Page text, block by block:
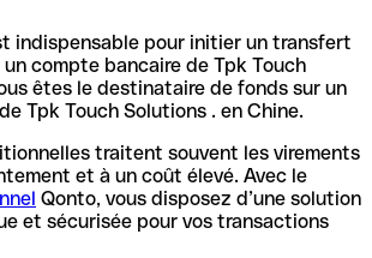
indispensable pour initier un transfert
compte bancaire de Tpk Touch
êtes le destinataire de fonds sur un
Tpk Touch Solutions . en Chine.
traitent souvent les virements
et à un coût élevé. Avec le
Qonto, vous disposez d’une solution
et sécurisée pour vos transactions